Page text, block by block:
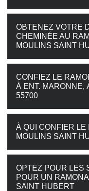
OBTENEZ VOTRE
CHEMINÉE AU
MOULINS SAINT
CONFIEZ LE
À ENT. MARONNE,
55700
À QUI CONFIER
MOULINS SAINT
OPTEZ POUR LES
POUR UN
SAINT HUBERT